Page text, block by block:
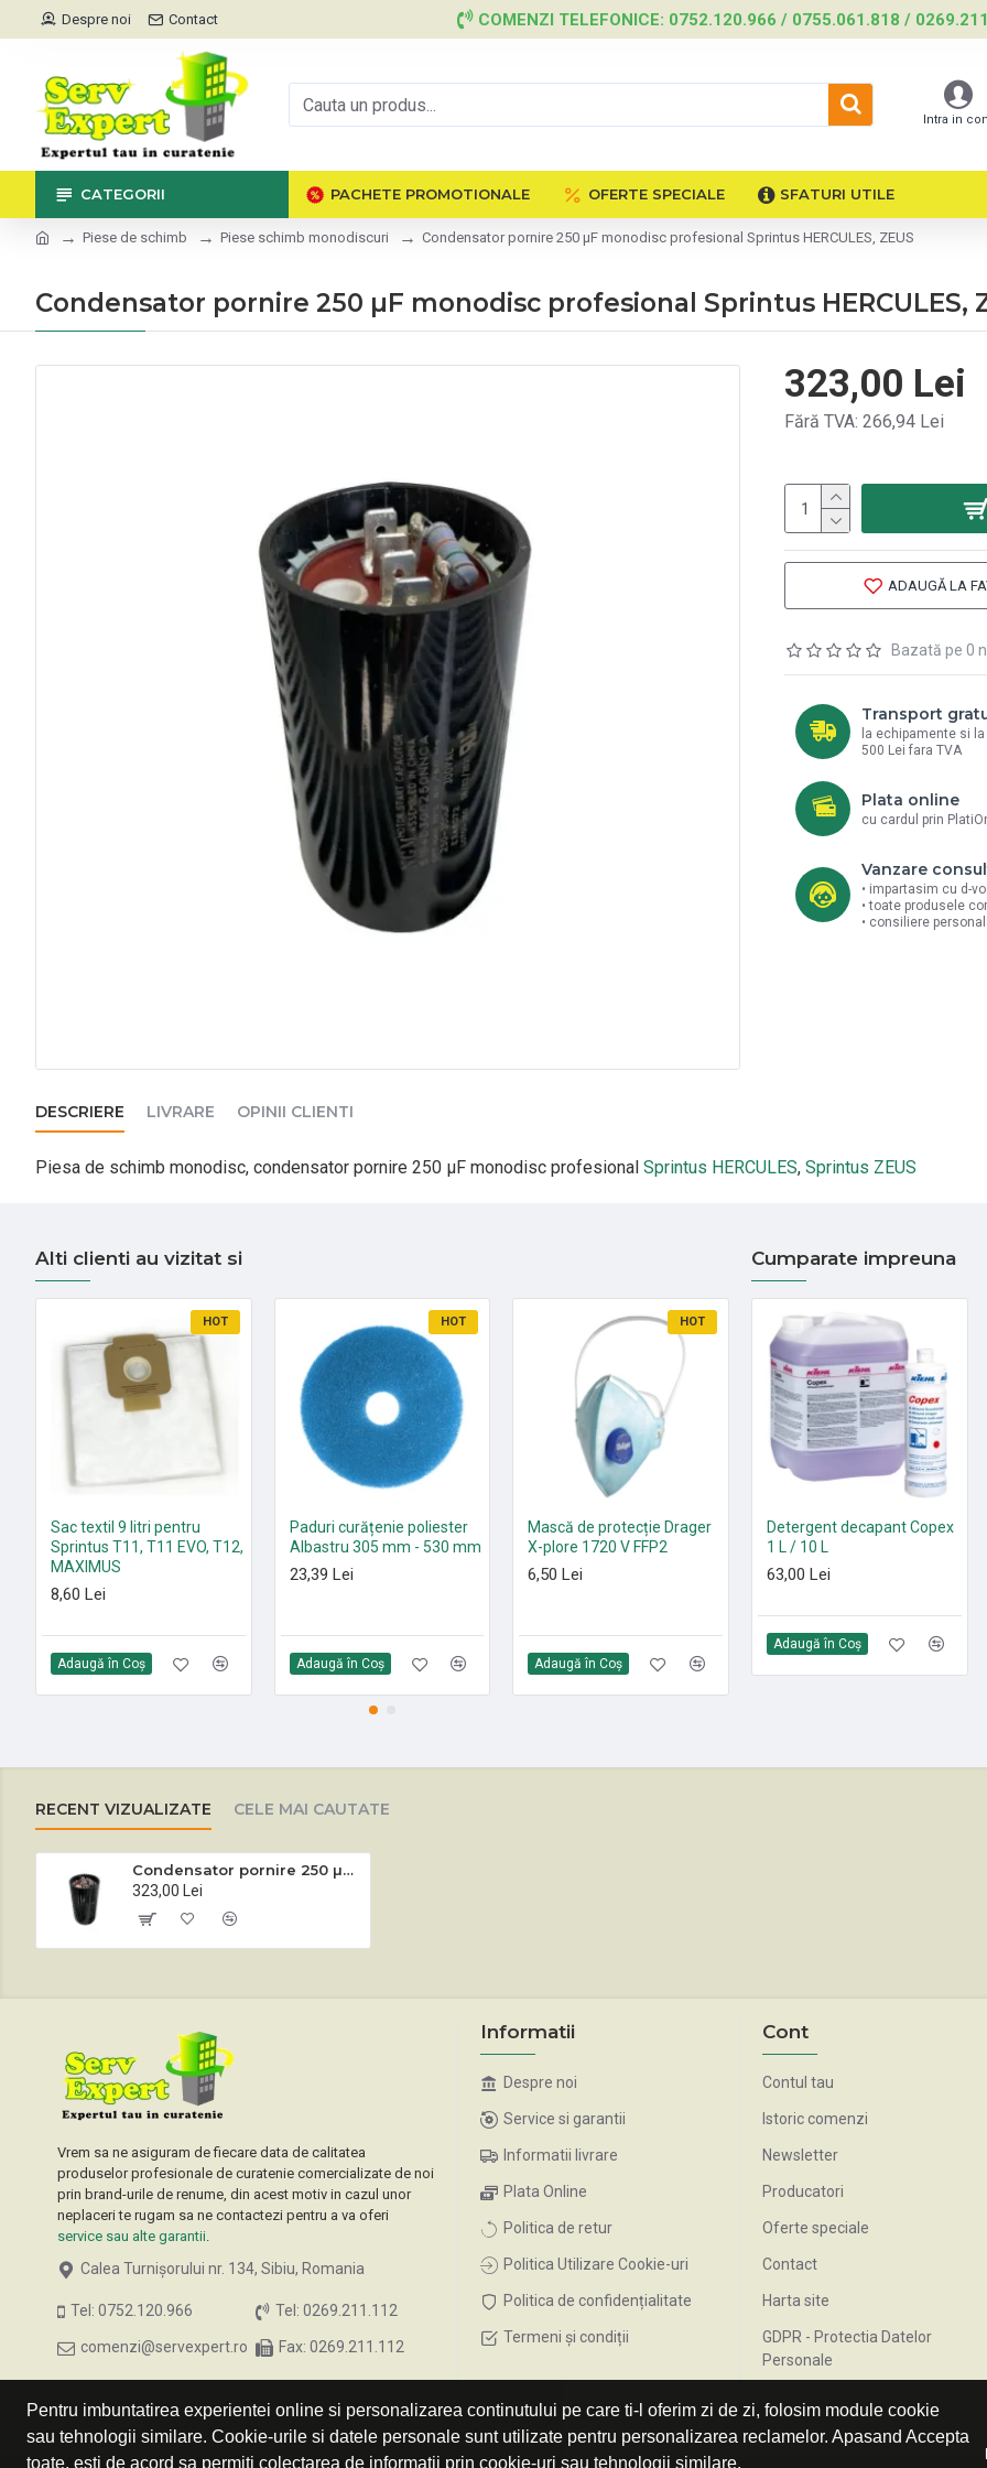
Pentru imbuntatirea experientei online si personalizarea continutului pe care ti-l oferim zi de zi, folosim module cookie
sau tehnologii similare. Cookie-urile si datele personale sunt utilizate pentru personalizarea reclamelor. Apasand Accepta
toate, esti de acord sa permiti colectarea de informatii prin cookie-uri sau tehnologii similare.
Despre noi Contact COMENZI TELEFONICE: 0752.120.966 / 0755.061.818 /
Intra in
CATEGORII PACHETE PROMOTIONALE OFERTE SPECIALE SFATURI UTILE
Piese de schimb Piese schimb monodiscuri Condensator pornire 250 µF monodisc profesional Sprintus HERCULES, ZEUS
Condensator pornire 250 µF monodisc profesional Sprintus HERCULES,
Bazată pe 0
323,00 Lei
Fără TVA: 266,94 Lei
ADAUGĂ LA
Transport
la echipamente si
500 Lei fara TVA
Plata online
cu cardul prin
Vanzare
• impartasim cu d-
• toate produsele
• consiliere
DESCRIERE LIVRARE OPINII CLIENTI
Piesa de schimb monodisc, condensator pornire 250 µF monodisc profesional Sprintus HERCULES, Sprintus ZEUS
Alti clienti au vizitat si
HOT
Sac textil 9 litri pentru
Sprintus T11, T11 EVO, T12,
MAXIMUS
8,60 Lei
Adaugă în Coş
HOT
Paduri curățenie poliester
Albastru 305 mm - 530 mm
23,39 Lei
Adaugă în Coş
HOT
Mască de protecție Drager
X-plore 1720 V FFP2
6,50 Lei
Adaugă în Coş
Paduri curățenie poliester
Roșu 305 mm - 530 mm
21,35 Lei
Cumparate impreuna
Detergent decapant Copex
1 L / 10 L
63,00 Lei
Adaugă în Coş
RECENT VIZUALIZATE CELE MAI CAUTATE
Condensator pornire 250 µF monodisc profesional Sprintus HERCULES, ZEUS
323,00 Lei
Vrem sa ne asiguram de fiecare data de calitatea
produselor profesionale de curatenie comercializate de noi
prin brand-urile de renume, din acest motiv in cazul unor
neplaceri te rugam sa ne contactezi pentru a va oferi
service sau alte garantii.
Calea Turnișorului nr. 134, Sibiu, Romania
Tel: 0752.120.966
comenzi@servexpert.ro
Tel: 0269.211.112
Fax: 0269.211.112
Informatii
Despre noi
Service si garantii
Informatii livrare
Plata Online
Politica de retur
Politica Utilizare Cookie-uri
Politica de confidențialitate
Termeni și condiții
Cont
Contul tau
Istoric comenzi
Newsletter
Producatori
Oferte speciale
Contact
Harta site
GDPR - Protectia Datelor
Personale